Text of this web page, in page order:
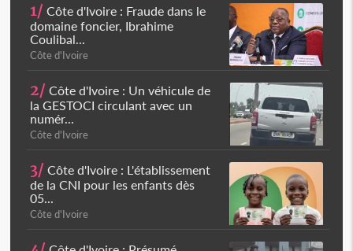
1/ Côte d'Ivoire : Fraude dans le
domaine foncier, Ibrahime
Coulibal...
Côte d'Ivoire
2/ Côte d'Ivoire : Un véhicule de
la GESTOCI circulant avec un
numér...
Côte d'Ivoire
3/ Côte d'Ivoire : L'établissement
de la CNI pour les enfants dès
05...
Côte d'Ivoire